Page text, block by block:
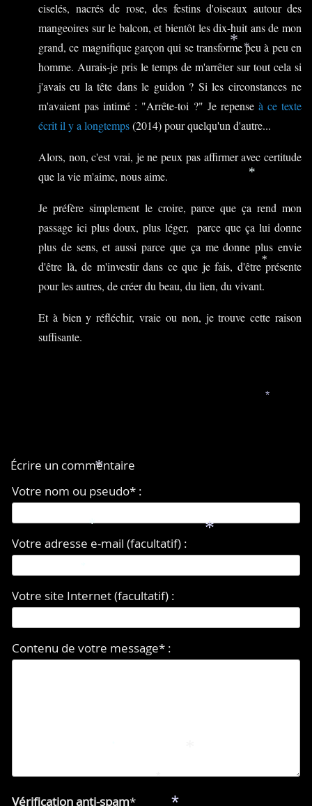
* *
*
*
ciselés, nacrés de rose, des festins d'oiseaux autour des
mangeoires sur le balcon, et bientôt les dix-huit ans de mon
grand, ce magnifique garçon qui se transforme peu à peu en
homme. Aurais-je pris le temps de m'arrêter sur tout cela si
j'avais eu la tête dans le guidon ? Si les circonstances ne
m'avaient pas intimé : "Arrête-toi ?" Je repense à ce texte
écrit il y a longtemps(2014) pour quelqu'un d'autre...
Alors, non, c'est vrai, je ne peux pas affirmer avec certitude
que la vie m'aime, nous aime.
Je préfère simplement le croire, parce que ça rend mon
passage ici plus doux, plus léger, parce que ça lui donne
plus de sens, et aussi parce que ça me donne plus envie
d'être là, de m'investir dans ce que je fais, d'être présente
pour les autres, de créer du beau, du lien, du vivant.
Et à bien y réfléchir, vraie ou non, je trouve cette raison
suffisante.
Écrire un commentaire
Votre nom ou pseudo* :
Votre adresse e-mail (facultatif) :
Votre site Internet (facultatif) :
Contenu de votre message* :
Vérification anti-spam*